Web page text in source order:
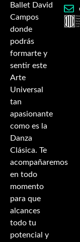
Ballet David
Campos
donde
podrás
formarte y
sentir este
Arte
Universal
tan
apasionante
como es la
Danza
Clásica. Te
acompañaremos
en todo
momento
para que
alcances
todo tu
potencial y